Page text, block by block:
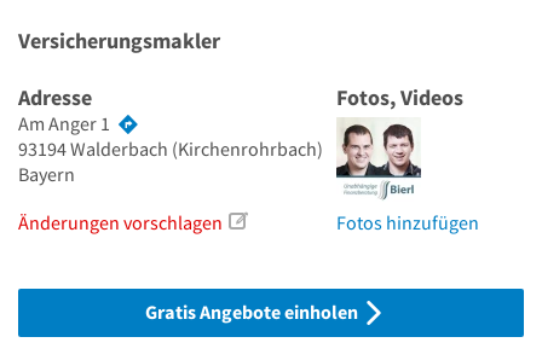
Versicherungsmakler
Adresse
Am Anger 1
93194Walderbach (Kirchenrohrbach)
Bayern
Änderungen vorschlagen
Fotos, Videos
Fotos hinzufügen
Gratis Angebote einholen